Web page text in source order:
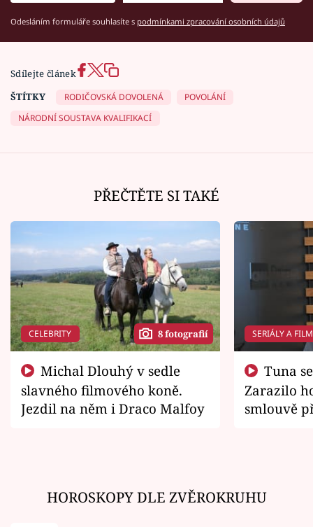
Odesláním formuláře souhlasíte s podmínkami zpracování osobních údajů
Sdílejte článek
ŠTÍTKY
RODIČOVSKÁ DOVOLENÁ
POVOLÁNÍ
NÁRODNÍ SOUSTAVA KVALIFIKACÍ
PŘEČTĚTE SI TAKÉ
CELEBRITY 8 fotografií
slavného filmového koně.
Jezdil na něm i Draco Malfoy
SERIÁLY A
Zarazilo
smlouvě
HOROSKOPY DLE ZVĚROKRUHU